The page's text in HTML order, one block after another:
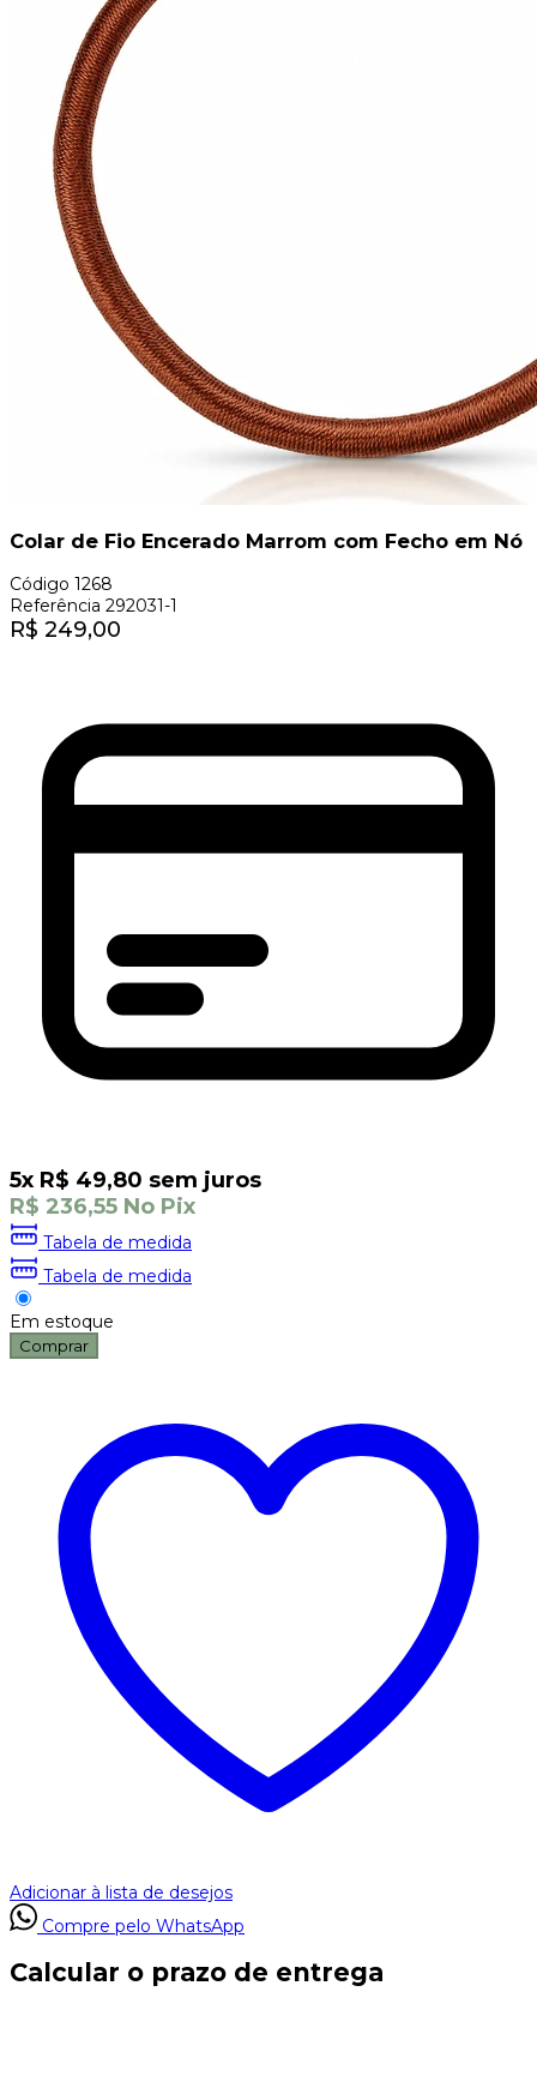
Colar de Fio Encerado Marrom com Fecho em Nó
Código 1268
Referência 292031-1
R$ 249,00
5x R$ 49,80 sem juros
R$ 236,55 No Pix
Tabela de medida
Tabela de medida
Em estoque
Comprar
Adicionar à lista de desejos
Compre pelo WhatsApp
Calcular o prazo de entrega